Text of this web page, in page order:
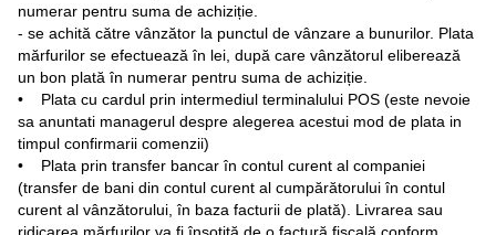
numerar pentru suma de achiziție.
- se achită către vânzător la punctul de vânzare a bunurilor. Plata
mărfurilor se efectuează în lei, după care vânzătorul eliberează
un bon plată în numerar pentru suma de achiziție.
• Plata cu cardul prin intermediul terminalului POS (este nevoie
sa anuntati managerul despre alegerea acestui mod de plata in
timpul confirmarii comenzii)
• Plata prin transfer bancar în contul curent al companiei
(transfer de bani din contul curent al cumpărătorului în contul
curent al vânzătorului, în baza facturii de plată). Livrarea sau
ridicarea mărfurilor va fi însoțită de o factură fiscală conform